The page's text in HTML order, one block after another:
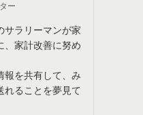
ー
サラリーマンが家
、家計改善に努め
報を共有して、み
れることを夢見て